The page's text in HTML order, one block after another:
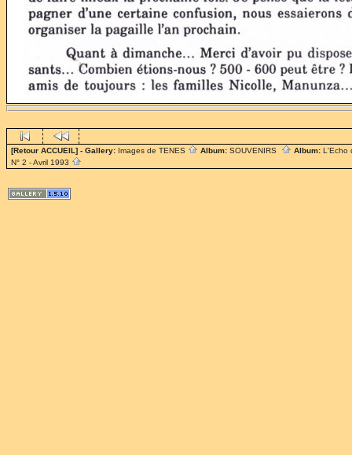
[Retour ACCUEIL] - Gallery: Images de TENES Album: SOUVENIRS Album: L'Echo
N° 2 - Avril 1993